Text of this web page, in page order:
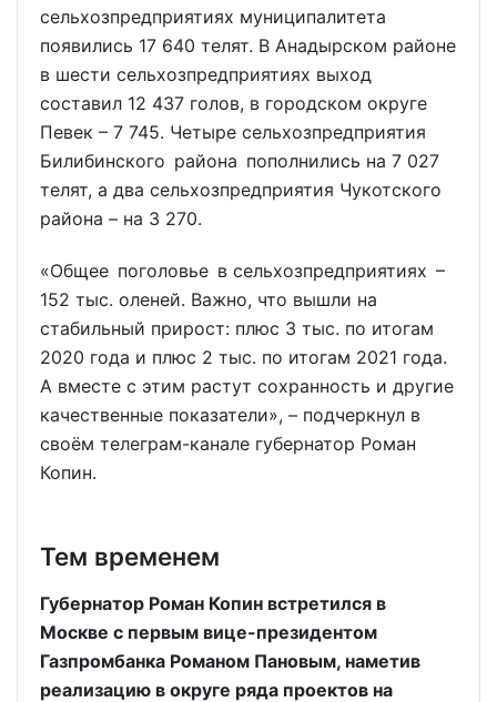
сельхозпредприятиях муниципалитета
появились 17 640 телят. В Анадырском районе
в шести сельхозпредприятиях выход
составил 12 437 голов, в городском округе
Певек – 7 745. Четыре сельхозпредприятия
Билибинского района пополнились на 7 027
телят, а два сельхозпредприятия Чукотского
района – на 3 270.
«Общее поголовье в сельхозпредприятиях –
152 тыс. оленей. Важно, что вышли на
стабильный прирост: плюс 3 тыс. по итогам
2020 года и плюс 2 тыс. по итогам 2021 года.
А вместе с этим растут сохранность и другие
качественные показатели», – подчеркнул в
своём телеграм-канале губернатор Роман
Копин.
Тем временем
Губернатор Роман Копин встретился в
Москве с первым вице-президентом
Газпромбанка Романом Пановым, наметив
реализацию в округе ряда проектов на